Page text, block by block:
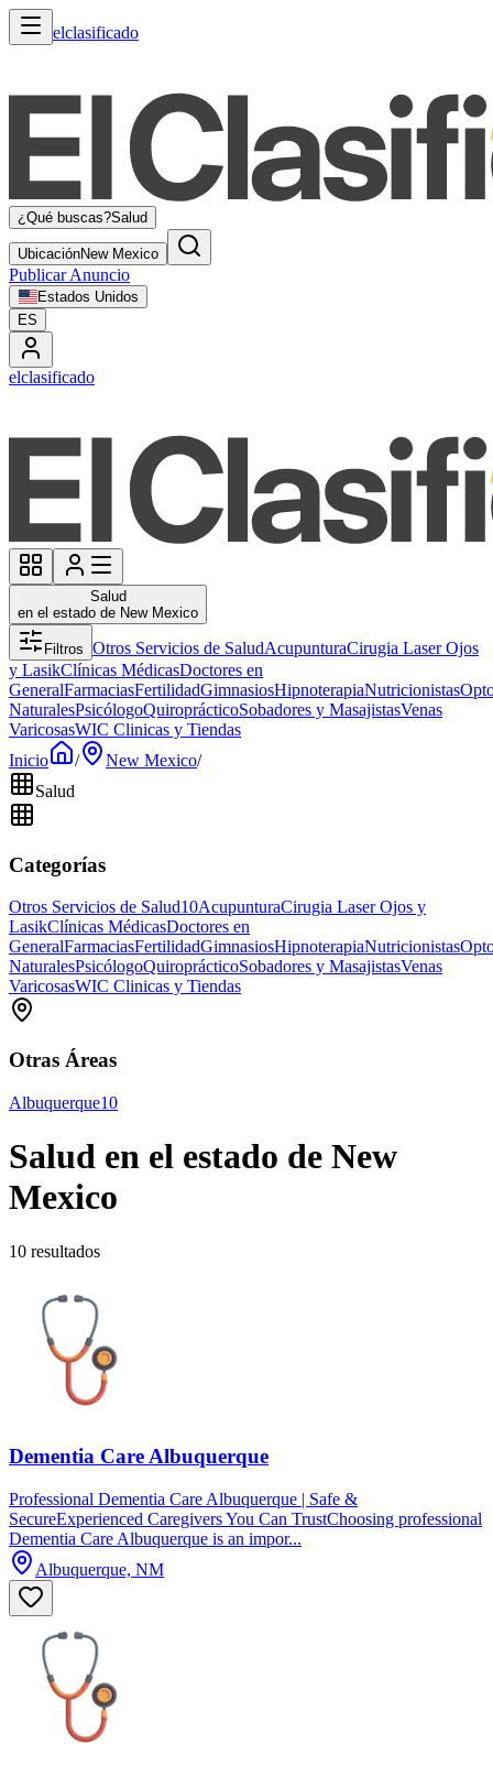
elclasificado
¿Qué buscas?Salud
UbicaciónNew Mexico
Publicar Anuncio
Estados Unidos
ES
elclasificado
Salud
en el estado de New Mexico
Filtros Otros Servicios de SaludAcupunturaCirugia Laser Ojos
y LasikClínicas MédicasDoctores en
GeneralFarmaciasFertilidadGimnasiosHipnoterapiaNutricionistas
NaturalesPsicólogoQuiroprácticoSobadores y MasajistasVenas
VaricosasWIC Clinicas y Tiendas
Inicio
/ New Mexico/
Salud
Categorías
Otros Servicios de Salud10AcupunturaCirugia Laser Ojos y
LasikClínicas MédicasDoctores en
GeneralFarmaciasFertilidadGimnasiosHipnoterapiaNutricionistas
NaturalesPsicólogoQuiroprácticoSobadores y MasajistasVenas
VaricosasWIC Clinicas y Tiendas
Otras Áreas
Albuquerque10
Salud en el estado de New
Mexico
10 resultados
Dementia Care Albuquerque
Professional Dementia Care Albuquerque | Safe &
SecureExperienced Caregivers You Can TrustChoosing professional
Dementia Care Albuquerque is an impor...
Albuquerque, NM